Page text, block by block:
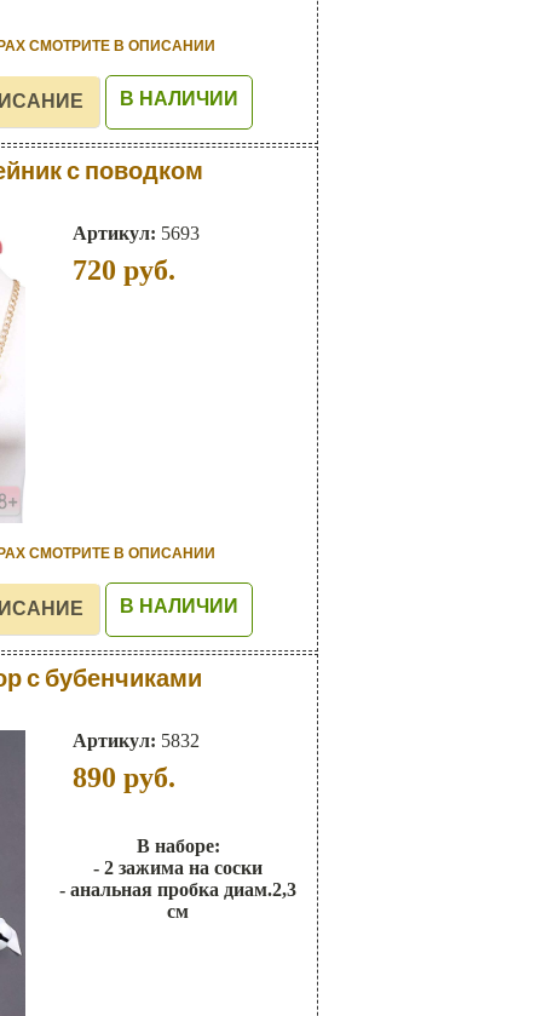
СМОТРИТЕ В ОПИСАНИИ
В НАЛИЧИИ
с поводком
Артикул: 5693
720 руб.
СМОТРИТЕ В ОПИСАНИИ
В НАЛИЧИИ
с бубенчиками
Артикул: 5832
890 руб.
В наборе:
- 2 зажима на соски
- анальная пробка диам.2,3
см